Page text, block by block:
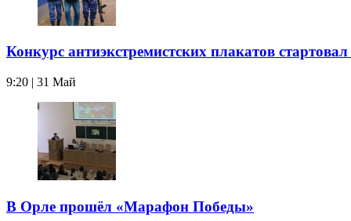
Конкурс антиэкстремистских плакатов
9:20 | 31 Май
В Орле прошёл «Марафон Победы»